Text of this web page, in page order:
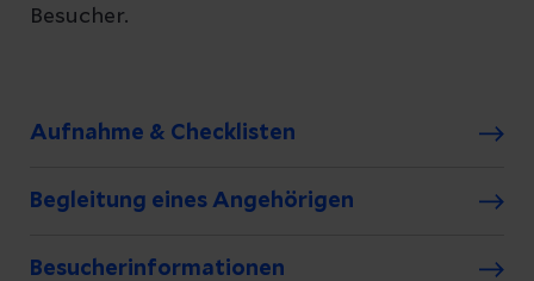
Besucher.
Aufnahme & Checklisten
Begleitung eines Angehörigen
Besucherinformationen